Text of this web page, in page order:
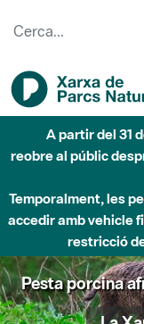
Fins al
Afectacions a la
obres de
Pesta porcina
La
FrontPage Glosari